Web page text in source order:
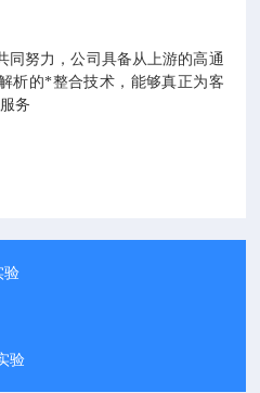
同努力，公司具备从上游的高通
析的*整合技术，能够真正为客
务
验
验